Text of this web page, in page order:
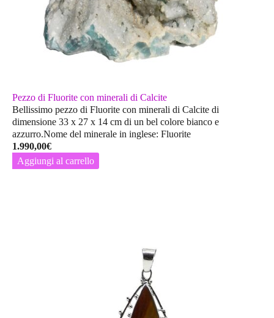
Pezzo di Fluorite con minerali di Calcite
Bellissimo pezzo di Fluorite con minerali di Calcite di
dimensione 33 x 27 x 14 cm di un bel colore bianco e
azzurro.Nome del minerale in inglese: Fluorite
1.990,00€
Aggiungi al carrello